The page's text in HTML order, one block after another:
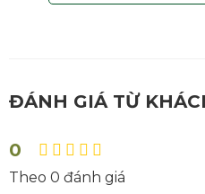
ĐÁNH GIÁ TỪ
0
Theo 0 đánh giá